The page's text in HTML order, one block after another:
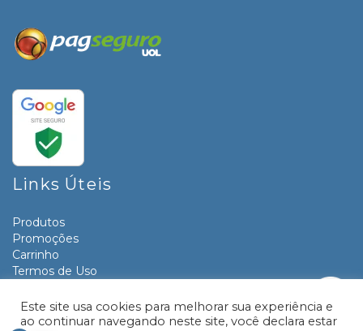
Links Úteis
Produtos
Promoções
Carrinho
Termos de Uso
Contato
Este site usa cookies para melhorar sua experiência e
ao continuar navegando neste site, você declara estar